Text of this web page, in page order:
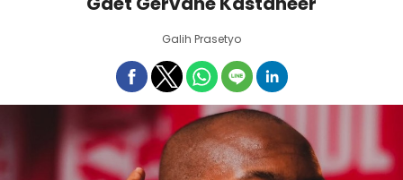
Galih Prasetyo